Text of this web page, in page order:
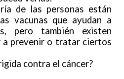
de las personas están
vacunas que ayudan a
pero también existen
a prevenir o tratar ciertos
contra el cáncer?